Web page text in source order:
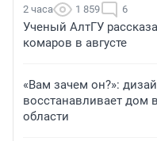
2 часа 1 859 6
Ученый АлтГУ
комаров в августе
«Вам зачем он?»:
восстанавливает дом
области